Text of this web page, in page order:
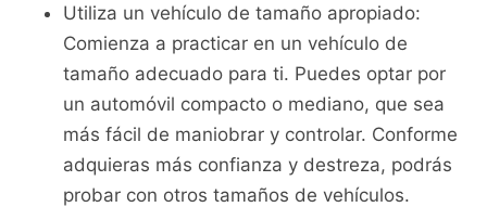
Utiliza un vehículo de tamaño apropiado:‌
Comienza a practicar ‌en un vehículo de
tamaño adecuado para ti. Puedes optar por
un‌ automóvil compacto o mediano, que sea
más fácil de maniobrar y controlar. Conforme
adquieras más confianza ​y destreza, podrás
⁢probar con otros tamaños de vehículos.